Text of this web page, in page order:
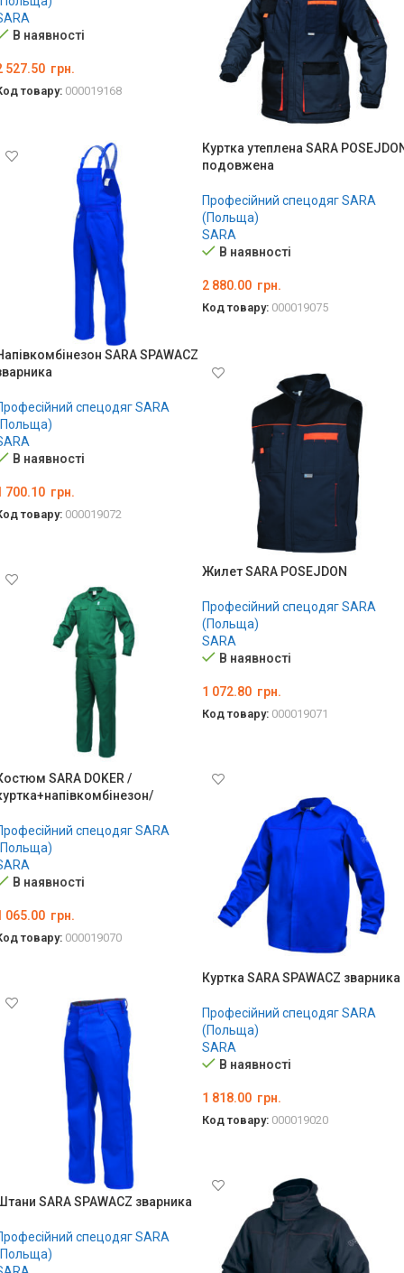
В наявності
527.50 грн.
товару: 000019168
Куртка утеплена SARA
подовжена
Професійний спецодяг SARA
(Польща)
SARA
В наявності
2 880.00 грн.
Код товару: 000019075
SARA SPAWACZ
спецодяг SARA
В наявності
700.10 грн.
товару: 000019072
Жилет SARA POSEJDON
Професійний спецодяг SARA
(Польща)
SARA
В наявності
1 072.80 грн.
Код товару: 000019071
SARA DOKER /
спецодяг SARA
В наявності
065.00 грн.
товару: 000019070
Куртка SARA SPAWACZ зварника
Професійний спецодяг SARA
(Польща)
SARA
В наявності
1 818.00 грн.
Код товару: 000019020
SARA SPAWACZ зварника
спецодяг SARA